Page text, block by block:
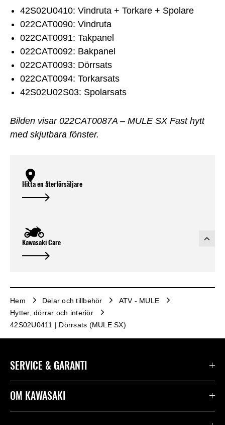
42S02U0410: Vindruta + Torkare + Spolare
022CAT0090: Vindruta
022CAT0091: Takpanel
022CAT0092: Bakpanel
022CAT0093: Dörrsats
022CAT0094: Torkarsats
42S02U02S03: Spolarsats
Bilden visar 022CAT0087A – MULE SX Fast hytt
med skjutbara fönster.
Hitta en återförsäljare
Kawasaki Care
Hem Delar och tillbehör
ATV - MULE
Hytter, dörrar och interiör
42S02U0411 | Dörrsats (MULE SX)
SERVICE & GARANTI
Kontakta oss
OM KAWASAKI